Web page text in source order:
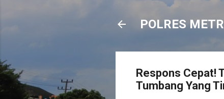
POLRES
Respons Cepat!
Tumbang Yang